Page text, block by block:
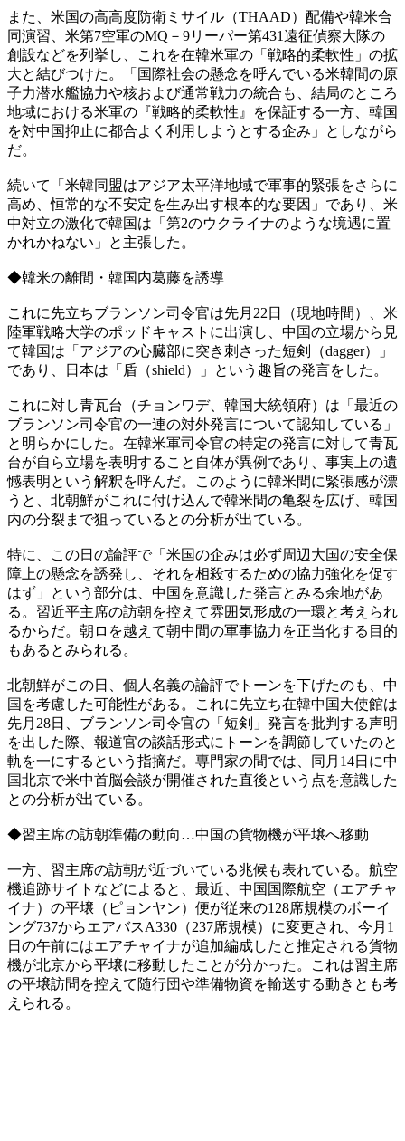
また、米国の高高度防衛ミサイル（THAAD）配備や韓米合
同演習、米第7空軍のMQ－9リーパー第431遠征偵察大隊の
創設などを列挙し、これを在韓米軍の「戦略的柔軟性」の拡
大と結びつけた。「国際社会の懸念を呼んでいる米韓間の原
子力潜水艦協力や核および通常戦力の統合も、結局のところ
地域における米軍の『戦略的柔軟性』を保証する一方、韓国
を対中国抑止に都合よく利用しようとする企み」としながら
だ。
続いて「米韓同盟はアジア太平洋地域で軍事的緊張をさらに
高め、恒常的な不安定を生み出す根本的な要因」であり、米
中対立の激化で韓国は「第2のウクライナのような境遇に置
かれかねない」と主張した。
◆韓米の離間・韓国内葛藤を誘導
これに先立ちブランソン司令官は先月22日（現地時間）、米
陸軍戦略大学のポッドキャストに出演し、中国の立場から見
て韓国は「アジアの心臓部に突き刺さった短剣（dagger）」
であり、日本は「盾（shield）」という趣旨の発言をした。
これに対し青瓦台（チョンワデ、韓国大統領府）は「最近の
ブランソン司令官の一連の対外発言について認知している」
と明らかにした。在韓米軍司令官の特定の発言に対して青瓦
台が自ら立場を表明すること自体が異例であり、事実上の遺
憾表明という解釈を呼んだ。このように韓米間に緊張感が漂
うと、北朝鮮がこれに付け込んで韓米間の亀裂を広げ、韓国
内の分裂まで狙っているとの分析が出ている。
特に、この日の論評で「米国の企みは必ず周辺大国の安全保
障上の懸念を誘発し、それを相殺するための協力強化を促す
はず」という部分は、中国を意識した発言とみる余地があ
る。習近平主席の訪朝を控えて雰囲気形成の一環と考えられ
るからだ。朝ロを越えて朝中間の軍事協力を正当化する目的
もあるとみられる。
北朝鮮がこの日、個人名義の論評でトーンを下げたのも、中
国を考慮した可能性がある。これに先立ち在韓中国大使館は
先月28日、ブランソン司令官の「短剣」発言を批判する声明
を出した際、報道官の談話形式にトーンを調節していたのと
軌を一にするという指摘だ。専門家の間では、同月14日に中
国北京で米中首脳会談が開催された直後という点を意識した
との分析が出ている。
◆習主席の訪朝準備の動向…中国の貨物機が平壌へ移動
一方、習主席の訪朝が近づいている兆候も表れている。航空
機追跡サイトなどによると、最近、中国国際航空（エアチャ
イナ）の平壌（ピョンヤン）便が従来の128席規模のボーイ
ング737からエアバスA330（237席規模）に変更され、今月1
日の午前にはエアチャイナが追加編成したと推定される貨物
機が北京から平壌に移動したことが分かった。これは習主席
の平壌訪問を控えて随行団や準備物資を輸送する動きとも考
えられる。